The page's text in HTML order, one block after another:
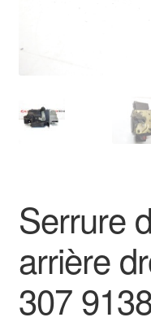
Plainte
Procédure de
Serrure
arrière
307